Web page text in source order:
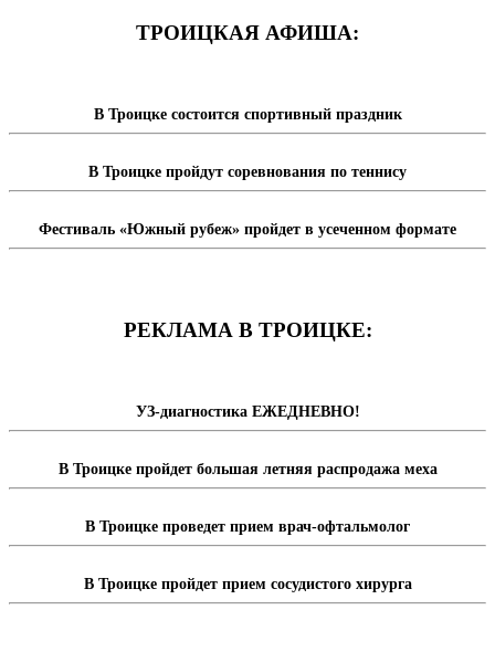
ТРОИЦКАЯ АФИША:
В Троицке состоится спортивный праздник
В Троицке пройдут соревнования по теннису
Фестиваль «Южный рубеж» пройдет в усеченном формате
РЕКЛАМА В ТРОИЦКЕ:
УЗ-диагностика ЕЖЕДНЕВНО!
В Троицке пройдет большая летняя распродажа меха
В Троицке проведет прием врач-офтальмолог
В Троицке пройдет прием сосудистого хирурга